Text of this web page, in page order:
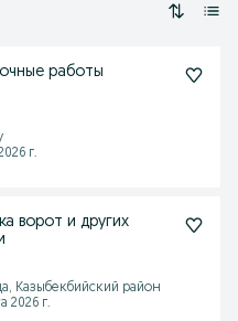
работы
г.
ворот и других
Казыбекбийский район
2026 г.